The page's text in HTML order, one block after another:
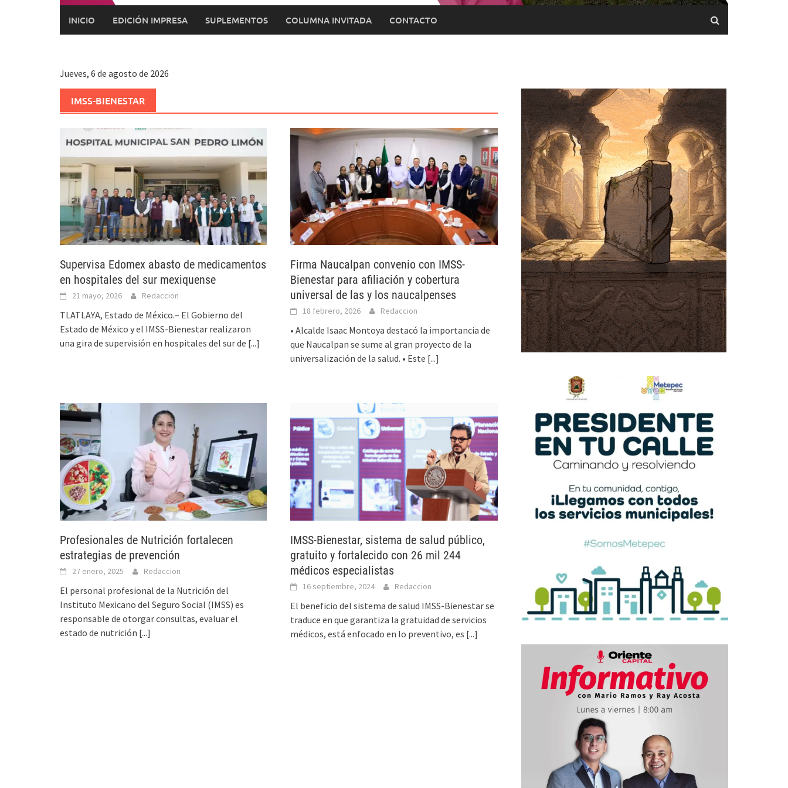
INICIO EDICIÓN IMPRESA SUPLEMENTOS COLUMNA INVITADA CONTACTO
Jueves, 6 de agosto de 2026
IMSS-BIENESTAR
Supervisa Edomex abasto de medicamentos
en hospitales del sur mexiquense
21 mayo, 2026 Redaccion
TLATLAYA, Estado de México.– El Gobierno del
Estado de México y el IMSS-Bienestar realizaron
una gira de supervisión en hospitales del sur de [...]
Firma Naucalpan convenio con IMSS-
Bienestar para afiliación y cobertura
universal de las y los naucalpenses
18 febrero, 2026 Redaccion
• Alcalde Isaac Montoya destacó la importancia de
que Naucalpan se sume al gran proyecto de la
universalización de la salud. • Este [...]
Profesionales de Nutrición fortalecen
estrategias de prevención
27 enero, 2025 Redaccion
El personal profesional de la Nutrición del
Instituto Mexicano del Seguro Social (IMSS) es
responsable de otorgar consultas, evaluar el
estado de nutrición [...]
IMSS-Bienestar, sistema de salud público,
gratuito y fortalecido con 26 mil 244
médicos especialistas
16 septiembre, 2024 Redaccion
El beneficio del sistema de salud IMSS-Bienestar se
traduce en que garantiza la gratuidad de servicios
médicos, está enfocado en lo preventivo, es [...]